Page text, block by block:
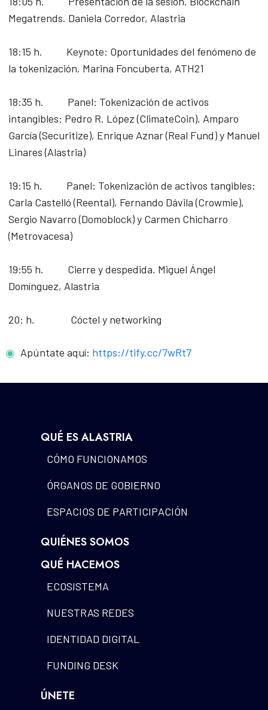
Megatrends. Daniela Corredor, Alastria
18:15 h. Keynote: Oportunidades del fenómeno de
la tokenización. Marina Foncuberta, ATH21
18:35 h. Panel: Tokenización de activos
intangibles: Pedro R. López (ClimateCoin), Amparo
García (Securitize), Enrique Aznar (Real Fund) y Manuel
Linares (Alastria)
19:15 h. Panel: Tokenización de activos tangibles:
Carla Castelló (Reental), Fernando Dávila (Crowmie),
Sergio Navarro (Domoblock) y Carmen Chicharro
(Metrovacesa)
19:55 h. Cierre y despedida. Miguel Ángel
Domínguez, Alastria
20: h. Cóctel y networking
Apúntate aquí: https://tify.cc/7wRt7
QUÉ ES ALASTRIA
CÓMO FUNCIONAMOS
ÓRGANOS DE GOBIERNO
ESPACIOS DE PARTICIPACIÓN
QUIÉNES SOMOS
QUÉ HACEMOS
ECOSISTEMA
NUESTRAS REDES
IDENTIDAD DIGITAL
FUNDING DESK
ÚNETE